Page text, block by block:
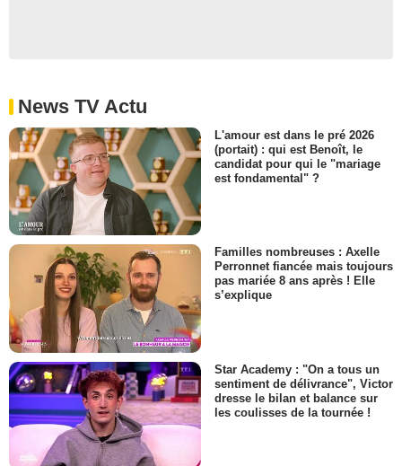
News TV Actu
L'amour est dans le pré 2026
(portait) : qui est Benoît, le
candidat pour qui le "mariage
est fondamental" ?
Familles nombreuses : Axelle
Perronnet fiancée mais toujours
pas mariée 8 ans après ! Elle
s’explique
Star Academy : "On a tous un
sentiment de délivrance", Victor
dresse le bilan et balance sur
les coulisses de la tournée !